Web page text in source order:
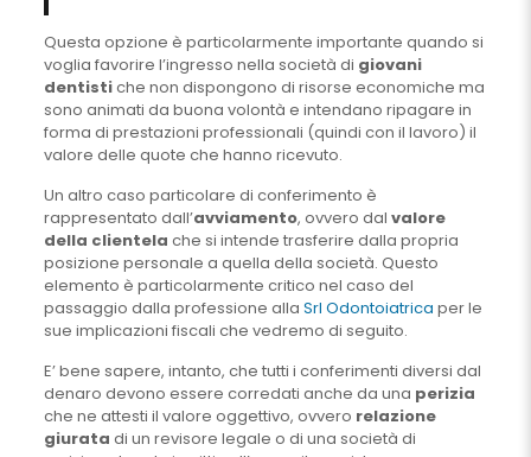
Questa opzione è particolarmente importante quando si
voglia favorire l’ingresso nella società di giovani
dentistiche non dispongono di risorse economiche ma
sono animati da buona volontà e intendano ripagare in
forma di prestazioni professionali (quindi con il lavoro) il
valore delle quote che hanno ricevuto.
Un altro caso particolare di conferimento è
rappresentato dall’avviamento, ovvero dal valore
della clientela che si intende trasferire dalla propria
posizione personale a quella della società. Questo
elemento è particolarmente critico nel caso del
passaggio dalla professione alla Srl Odontoiatrica per le
sue implicazioni fiscali che vedremo di seguito.
E’ bene sapere, intanto, che tutti i conferimenti diversi dal
denaro devono essere corredati anche da una perizia
che ne attesti il valore oggettivo, ovvero relazione
giurata di un revisore legale o di una società di